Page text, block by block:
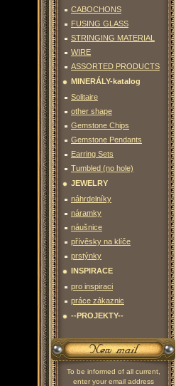
CABOCHONS
FUSING GLASS
STRINGING MATERIAL
WIRE
ASSORTED PRODUCTS
MINERÁLY-katalog
Solitaire
other shape
Gemstone Chips
Gemstone Pendants
Earring Sets
Tumbled (no hole)
JEWELRY
náhrdelníky
náramky
náušnice
přívěsky na klíče
prstýnky
INSPIRACE
pro inspiraci
práce zákaznic
--PROJEKTY--
To be informed of all current,
enter your email address